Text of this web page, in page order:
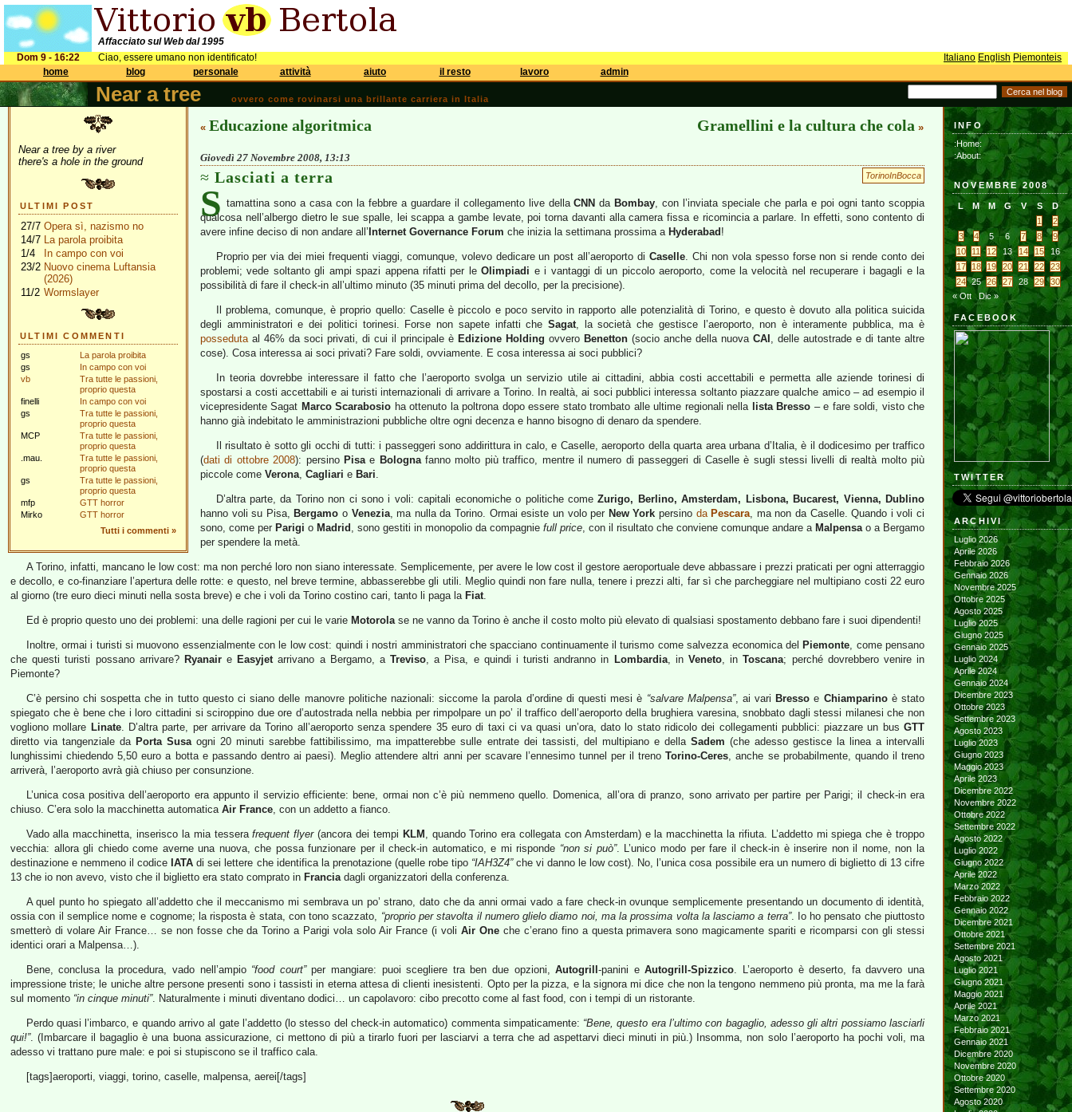
Affacciato sul Web dal 1995
Dom 9 - 16:22
Ciao, essere umano non identificato! Italiano English Piemonteis
home
blog personale attività aiuto il resto lavoro admin
Near a tree ovvero come rovinarsi una brillante carriera in Italia
Near a tree by a river
there's a hole in the ground
ULTIMI POST
27/7 Opera sì, nazismo no
14/7 La parola proibita
1/4
In campo con voi
23/2 Nuovo cinema Luftansia
(2026)
11/2 Wormslayer
ULTIMI COMMENTI
gs
La parola proibita
gs
In campo con voi
vb
Tra tutte le passioni,
proprio questa
finelli
In campo con voi
gs
Tra tutte le passioni,
proprio questa
MCP
Tra tutte le passioni,
proprio questa
.mau.
Tra tutte le passioni,
proprio questa
gs
Tra tutte le passioni,
proprio questa
mfp
GTT horror
Mirko
GTT horror
Tutti i commenti »
« Educazione algoritmica Gramellini e la cultura che cola »
Giovedì 27 Novembre 2008, 13:13
TorinoInBocca
Lasciati a terra
S tamattina sono a casa con la febbre a guardare il collegamento live dellaCNN da Bombay, con l’inviata speciale che parla e poi ogni tanto scoppia
qualcosa nell’albergo dietro le sue spalle, lei scappa a gambe levate, poi torna davanti alla camera fissa e ricomincia a parlare. In effetti, sono contento di
avere infine deciso di non andare all’ Internet Governance Forum che inizia la settimana prossima a Hyderabad !
Proprio per via dei miei frequenti viaggi, comunque, volevo dedicare un post all’aeroporto diCaselle. Chi non vola spesso forse non si rende conto dei
problemi; vede soltanto gli ampi spazi appena rifatti per leOlimpiadi e i vantaggi di un piccolo aeroporto, come la velocità nel recuperare i bagagli e la
possibilità di fare il check-in all’ultimo minuto (35 minuti prima del decollo, per la precisione).
Il problema, comunque, è proprio quello: Caselle è piccolo e poco servito in rapporto alle potenzialità di Torino, e questo è dovuto alla politica suicida
degli amministratori e dei politici torinesi. Forse non sapete infatti che Sagat, la società che gestisce l’aeroporto, non è interamente pubblica, ma è
possedutaal 46% da soci privati, di cui il principale è Edizione Holding ovvero Benetton (socio anche della nuova CAI , delle autostrade e di tante altre
cose). Cosa interessa ai soci privati? Fare soldi, ovviamente. E cosa interessa ai soci pubblici?
In teoria dovrebbe interessare il fatto che l’aeroporto svolga un servizio utile ai cittadini, abbia costi accettabili e permetta alle aziende torinesi di
spostarsi a costi accettabili e ai turisti internazionali di arrivare a Torino. In realtà, ai soci pubblici interessa soltanto piazzare qualche amico – ad esempio il
vicepresidente Sagat Marco Scarabosio ha ottenuto la poltrona dopo essere stato trombato alle ultime regionali nella lista Bresso – e fare soldi, visto che
hanno già indebitato le amministrazioni pubbliche oltre ogni decenza e hanno bisogno di denaro da spendere.
Il risultato è sotto gli occhi di tutti: i passeggeri sono addirittura in calo, e Caselle, aeroporto della quarta area urbana d’Italia, è il dodicesimo per traffico
(dati di ottobre 2008): persino Pisae Bolognafanno molto più traffico, mentre il numero di passeggeri di Caselle è sugli stessi livelli di realtà molto più
piccole come Verona, Cagliari e Bari.
D’altra parte, da Torino non ci sono i voli: capitali economiche o politiche comeZurigo, Berlino, Amsterdam, Lisbona, Bucarest, Vienna, Dublino
hanno voli su Pisa, Bergamo o Venezia, ma nulla da Torino. Ormai esiste un volo per New York persino da Pescara, ma non da Caselle. Quando i voli ci
sono, come per Parigi o Madrid , sono gestiti in monopolio da compagnie full price, con il risultato che conviene comunque andare a Malpensao a Bergamo
per spendere la metà.
A Torino, infatti, mancano le low cost: ma non perché loro non siano interessate. Semplicemente, per avere le low cost il gestore aeroportuale deve abbassare i prezzi praticati per ogni atterraggio
e decollo, e co-finanziare l’apertura delle rotte: e questo, nel breve termine, abbasserebbe gli utili. Meglio quindi non fare nulla, tenere i prezzi alti, far sì che parcheggiare nel multipiano costi 22 euro
al giorno (tre euro dieci minuti nella sosta breve) e che i voli da Torino costino cari, tanto li paga la Fiat.
Ed è proprio questo uno dei problemi: una delle ragioni per cui le varie Motorolase ne vanno da Torino è anche il costo molto più elevato di qualsiasi spostamento debbano fare i suoi dipendenti!
Inoltre, ormai i turisti si muovono essenzialmente con le low cost: quindi i nostri amministratori che spacciano continuamente il turismo come salvezza economica del Piemonte, come pensano
che questi turisti possano arrivare? Ryanaire Easyjetarrivano a Bergamo, aTreviso, a Pisa, e quindi i turisti andranno in Lombardia, inVeneto, inToscana; perché dovrebbero venire in
Piemonte?
C’è persino chi sospetta che in tutto questo ci siano delle manovre politiche nazionali: siccome la parola d’ordine di questi mesi è “salvare Malpensa”, ai vari Bresso e Chiamparinoè stato
spiegato che è bene che i loro cittadini si sciroppino due ore d’autostrada nella nebbia per rimpolpare un po’ il traffico dell’aeroporto della brughiera varesina, snobbato dagli stessi milanesi che non
vogliono mollare Linate. D’altra parte, per arrivare da Torino all’aeroporto senza spendere 35 euro di taxi ci va quasi un’ora, dato lo stato ridicolo dei collegamenti pubblici: piazzare un busGTT
diretto via tangenziale da Porta Susaogni 20 minuti sarebbe fattibilissimo, ma impatterebbe sulle entrate dei tassisti, del multipiano e della Sadem (che adesso gestisce la linea a intervalli
lunghissimi chiedendo 5,50 euro a botta e passando dentro ai paesi). Meglio attendere altri anni per scavare l’ennesimo tunnel per il trenoTorino-Ceres, anche se probabilmente, quando il treno
arriverà, l’aeroporto avrà già chiuso per consunzione.
L’unica cosa positiva dell’aeroporto era appunto il servizio efficiente: bene, ormai non c’è più nemmeno quello. Domenica, all’ora di pranzo, sono arrivato per partire per Parigi; il check-in era
chiuso. C’era solo la macchinetta automatica Air France, con un addetto a fianco.
Vado alla macchinetta, inserisco la mia tesserafrequent flyer(ancora dei tempi KLM , quando Torino era collegata con Amsterdam) e la macchinetta la rifiuta. L’addetto mi spiega che è troppo
vecchia: allora gli chiedo come averne una nuova, che possa funzionare per il check-in automatico, e mi risponde “non si può”. L’unico modo per fare il check-in è inserire non il nome, non la
destinazione e nemmeno il codice IATA di sei lettere che identifica la prenotazione (quelle robe tipo “IAH3Z4”che vi danno le low cost). No, l’unica cosa possibile era un numero di biglietto di 13 cifre
13 che io non avevo, visto che il biglietto era stato comprato in Franciadagli organizzatori della conferenza.
A quel punto ho spiegato all’addetto che il meccanismo mi sembrava un po’ strano, dato che da anni ormai vado a fare check-in ovunque semplicemente presentando un documento di identità,
ossia con il semplice nome e cognome; la risposta è stata, con tono scazzato, “proprio per stavolta il numero glielo diamo noi, ma la prossima volta la lasciamo a terra”. Io ho pensato che piuttosto
smetterò di volare Air France… se non fosse che da Torino a Parigi vola solo Air France (i voli Air Oneche c’erano fino a questa primavera sono magicamente spariti e ricomparsi con gli stessi
identici orari a Malpensa…).
Bene, conclusa la procedura, vado nell’ampio “food court”per mangiare: puoi scegliere tra ben due opzioni,Autogrill-panini eAutogrill-Spizzico. L’aeroporto è deserto, fa davvero una
impressione triste; le uniche altre persone presenti sono i tassisti in eterna attesa di clienti inesistenti. Opto per la pizza, e la signora mi dice che non la tengono nemmeno più pronta, ma me la farà
sul momento “in cinque minuti”. Naturalmente i minuti diventano dodici… un capolavoro: cibo precotto come al fast food, con i tempi di un ristorante.
Perdo quasi l’imbarco, e quando arrivo al gate l’addetto (lo stesso del check-in automatico) commenta simpaticamente: “Bene, questo era l’ultimo con bagaglio, adesso gli altri possiamo lasciarli
qui!”. (Imbarcare il bagaglio è una buona assicurazione, ci mettono di più a tirarlo fuori per lasciarvi a terra che ad aspettarvi dieci minuti in più.) Insomma, non solo l’aeroporto ha pochi voli, ma
adesso vi trattano pure male: e poi si stupiscono se il traffico cala.
[tags]aeroporti, viaggi, torino, caselle, malpensa, aerei[/tags]
INFO
:Home:
:About:
NOVEMBRE 2008
L M M G V S
D
1
2
3
4 5 6 7 8
9
10
11 12 13 14 15
16
17
18 19 20 21 22
23
24 25 26 27 28 29
30
« Ott
Dic »
FACEBOOK
TWITTER
ARCHIVI
Luglio 2026
Aprile 2026
Febbraio 2026
Gennaio 2026
Novembre 2025
Ottobre 2025
Agosto 2025
Luglio 2025
Giugno 2025
Gennaio 2025
Luglio 2024
Aprile 2024
Gennaio 2024
Dicembre 2023
Ottobre 2023
Settembre 2023
Agosto 2023
Luglio 2023
Giugno 2023
Maggio 2023
Aprile 2023
Dicembre 2022
Novembre 2022
Ottobre 2022
Settembre 2022
Agosto 2022
Luglio 2022
Giugno 2022
Aprile 2022
Marzo 2022
Febbraio 2022
Gennaio 2022
Dicembre 2021
Ottobre 2021
Settembre 2021
Agosto 2021
Luglio 2021
Giugno 2021
Maggio 2021
Aprile 2021
Marzo 2021
Febbraio 2021
Gennaio 2021
Dicembre 2020
Novembre 2020
Ottobre 2020
Settembre 2020
Agosto 2020